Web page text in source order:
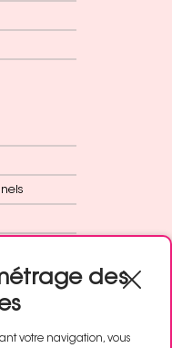
des
votre navigation, vous